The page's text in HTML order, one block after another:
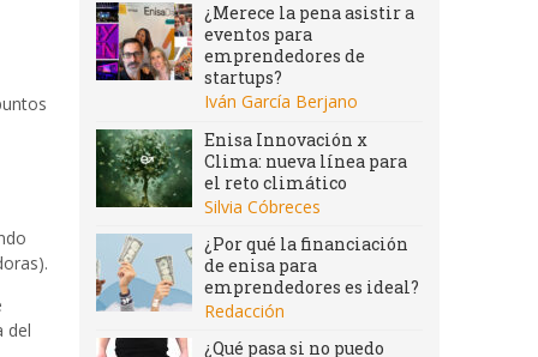
del
¿Merece la pena asistir a
eventos para
emprendedores de
startups?
Iván García Berjano
Enisa Innovación x
Clima: nueva línea para
el reto climático
Silvia Cóbreces
¿Por qué la financiación
de enisa para
emprendedores es ideal?
Redacción
¿Qué pasa si no puedo